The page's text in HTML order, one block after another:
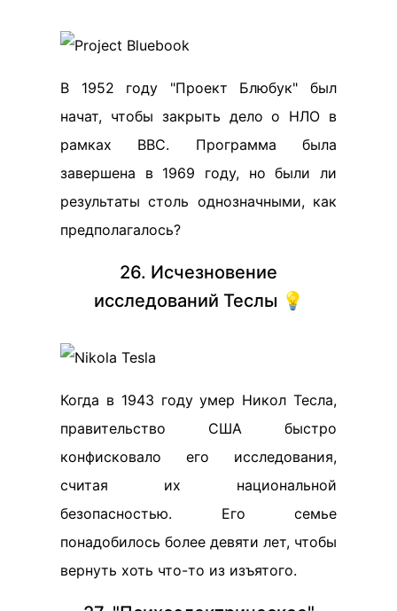
В 1952 году "Проект Блюбук" был
начат, чтобы закрыть дело о НЛО в
рамках ВВС. Программа была
завершена в 1969 году, но были ли
результаты столь однозначными, как
предполагалось?
26. Исчезновение
исследований Теслы 💡
Когда в 1943 году умер Никол Тесла,
правительство США быстро
конфисковало его исследования,
считая их национальной
безопасностью. Его семье
понадобилось более девяти лет, чтобы
вернуть хоть что-то из изъятого.